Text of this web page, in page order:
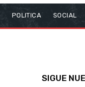
POLITICA SOCIAL
SIGUE